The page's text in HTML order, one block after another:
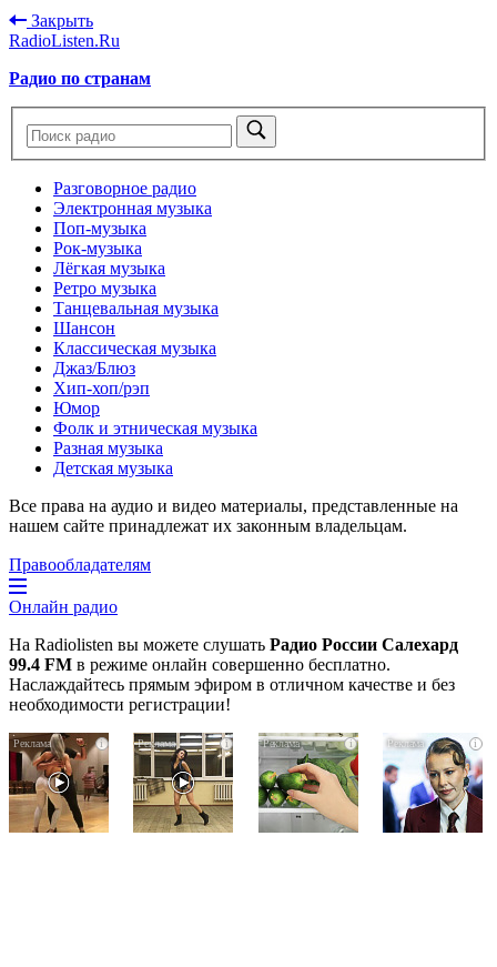
Закрыть
RadioListen.Ru
Радио по странам
Разговорное радио
Электронная музыка
Поп-музыка
Рок-музыка
Лёгкая музыка
Ретро музыка
Танцевальная музыка
Шансон
Классическая музыка
Джаз/Блюз
Хип-хоп/рэп
Юмор
Фолк и этническая музыка
Разная музыка
Детская музыка
Все права на аудио и видео материалы, представленные на
нашем сайте принадлежат их законным владельцам.
Правообладателям
Онлайн радио
На Radiolisten вы можете слушать Радио России Салехард
99.4 FM в режиме онлайн совершенно бесплатно.
Наслаждайтесь прямым эфиром в отличном качестве и без
необходимости регистрации!
i
Ролик
длится
пару
секунд,
но
i
Ролик
Омска:
вы
будете
i
Никогда
храните
огурцы
i